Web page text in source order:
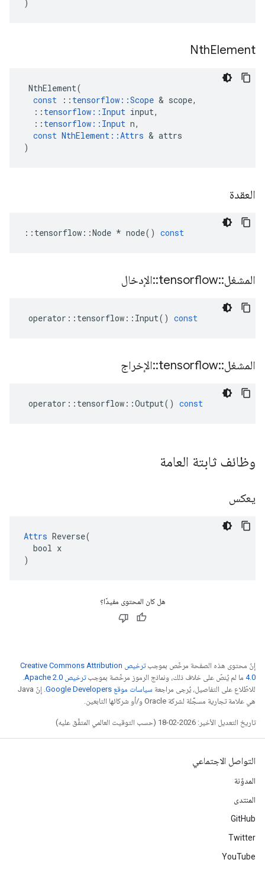
)
NthElement
NthElement(
const
:: tensorflow ::Scope & scope,
:: tensorflow :: Input input,
:: tensorflow :: Input n,
const NthElement ::Attrs & attrs
)
العقدة
:: tensorflow ::Node * node() const
المشغل::
tensorflow
::الإدخال
operator :: tensorflow :: Input() const
المشغل::
tensorflow
::الإخراج
operator :: tensorflow ::Output() const
وظائف ثابتة العامة
يعكس
Attrs Reverse(
  bool x
)
هل كان المحتوى مفيدًا؟
إنّ محتوى هذه الصفحة مرخّص بموجب
ترخيص Creative Commons Attribution
4.0‏ ما لم يُنصّ على خلاف ذلك، ونماذج الرموز مرخّصة بموجبترخيص Apache 2.0‏
.
للاطّلاع على التفاصيل، يُرجى مراجعة سياسات موقع Google Developers‏
. إنّ Java
هي علامة تجارية مسجَّلة لشركة Oracle و/أو شركائها التابعين.
تاريخ التعديل الأخير: 2026-02-18 (حسب التوقيت العالمي المتفَّق عليه)
التواصل الاجتماعي
المدوّنة
المنتدى
GitHub
Twitter
YouTube